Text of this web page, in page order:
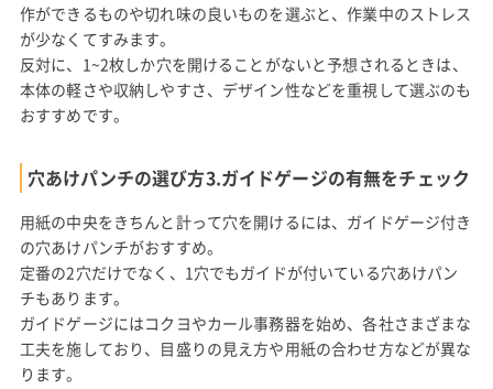
作ができるものや切れ味の良いものを選ぶと、作業中のストレス
が少なくてすみます。
反対に、1~2枚しか穴を開けることがないと予想されるときは、
本体の軽さや収納しやすさ、デザイン性などを重視して選ぶのも
おすすめです。
穴あけパンチの選び方3.ガイドゲージの有無をチェック
用紙の中央をきちんと計って穴を開けるには、ガイドゲージ付き
の穴あけパンチがおすすめ。
定番の2穴だけでなく、1穴でもガイドが付いている穴あけパン
チもあります。
ガイドゲージにはコクヨやカール事務器を始め、各社さまざまな
工夫を施しており、目盛りの見え方や用紙の合わせ方などが異な
ります。